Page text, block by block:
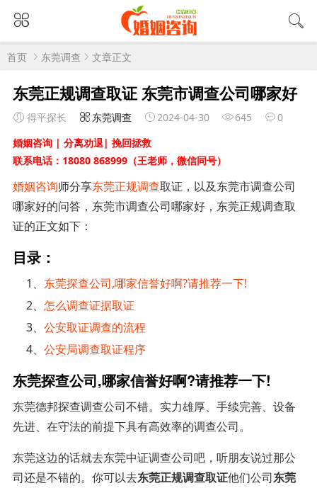
首页 东莞调查 文章正文
东莞正规调查取证 东莞市调查公司哪家好
得平探长 东莞调查 2024-04-30 645
0
婚姻咨询 | 分离劝退| 挽回拯救
联系电话：18080 868999（王老师，微信同号）
婚姻咨询师分享东莞正规调查取证，以及东莞市调查公司
哪家好的问答，东莞市调查公司哪家好，东莞正规调查取
证的正文如下：
目录：
1、 东莞探查公司,哪家信誉好啊?请推荐一下!
2、怎么调查证据取证
3、公安取证调查的流程
4、公安局调查取证程序
东莞探查公司,哪家信誉好啊?请推荐一下!
东莞德邦探查调查公司不错。实力雄厚、手续完善、设备
先进、在守法的前提下具有高效率的调查公司。
东莞这边的话就去东莞中证调查公司吧，听朋友说过那公
司还是不错的。你可以去东莞正规调查取证他们公司东莞